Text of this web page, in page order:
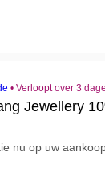
• Verloopt over 3
Jewellery
nu op uw